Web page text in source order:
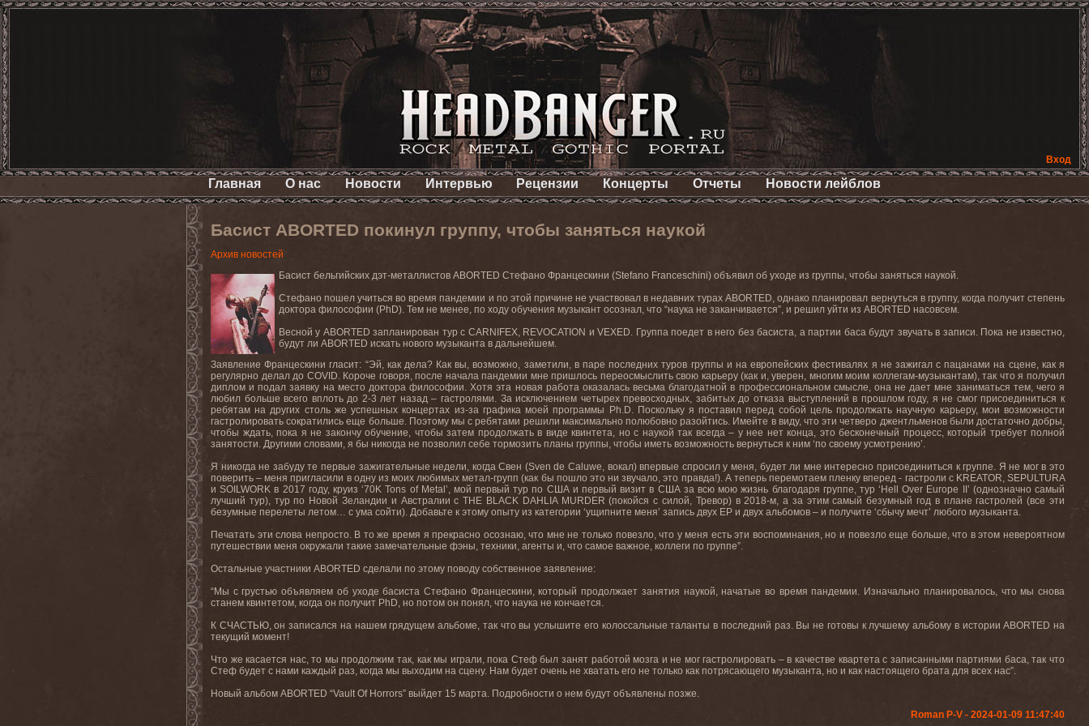
Вход
Главная О нас Новости Интервью Рецензии Концерты Отчеты Новости лейблов
Басист ABORTED покинул группу, чтобы заняться наукой
Архив новостей
Басист бельгийских дэт-металлистов ABORTED Стефано Францескини (Stefano Franceschini) объявил об уходе из группы, чтобы заняться наукой.
Стефано пошел учиться во время пандемии и по этой причине не участвовал в недавних турахABORTED, однако планировал вернуться в группу, когда получит степень
доктора философии (PhD). Тем не менее, по ходу обучения музыкант осознал, что “наука не заканчивается”, и решил уйти из ABORTED насовсем.
Весной у ABORTED запланирован тур с CARNIFEX, REVOCATION иVEXED. Группа поедет в него без басиста, а партии баса будут звучать в записи. Пока не известно,
будут ли ABORTED искать нового музыканта в дальнейшем.
Заявление Францескини гласит: “Эй, как дела? Как вы, возможно, заметили, в паре последних туров группы и на европейских фестивалях я не зажигал с пацанами на сцене, как я
регулярно делал до COVID. Короче говоря, после начала пандемии мне пришлось переосмыслить свою карьеру (как и, уверен, многим моим коллегам-музыкантам), так что я получил
диплом и подал заявку на место доктора философии. Хотя эта новая работа оказалась весьма благодатной в профессиональном смысле, она не дает мне заниматься тем, чего я
любил больше всего вплоть до 2-3 лет назад – гастролями. За исключением четырех превосходных, забитых до отказа выступлений в прошлом году, я не смог присоединиться к
ребятам на других столь же успешных концертах из-за графика моей программы
Ph.D. Поскольку я поставил перед собой цель продолжать научную карьеру, мои возможности
гастролировать сократились еще больше. Поэтому мы с ребятами решили максимально полюбовно разойтись. Имейте в виду, что эти четверо джентльменов были достаточно добры,
чтобы ждать, пока я не закончу обучение, чтобы затем продолжать в виде квинтета, но с наукой так всегда – у нее нет конца, это бесконечный процесс, который требует полной
занятости. Другими словами, я бы никогда не позволил себе тормозить планы группы, чтобы иметь возможность вернуться к ним ‘по своему усмотрению’.
Я никогда не забуду те первые зажигательные недели, когда Свен (Sven de Caluwe, вокал) впервые спросил у меня, будет ли мне интересно присоединиться к группе. Я не мог в это
поверить – меня пригласили в одну из моих любимых метал-групп (как бы пошло это ни звучало, это правда!). А теперь перемотаем пленку вперед - гастроли с KREATOR,SEPULTURA
иSOILWORK в 2017 году, круиз ‘70K Tons of Metal ’, мой первый тур по США и первый визит в США за всю мою жизнь благодаря группе, тур ‘ Hell Over Europe
’ (однозначно самый
лучший тур), тур по Новой Зеландии и Австралии сTHE BLACK DAHLIA MURDER (покойся с силой, Тревор) в 2018-м, а за этим самый безумный год в плане гастролей (все эти
безумные перелеты летом… с ума сойти). Добавьте к этому опыту из категории ‘ущипните меня’ запись двух EP и двух альбомов – и получите ‘сбычу мечт’ любого музыканта.
Печатать эти слова непросто. В то же время я прекрасно осознаю, что мне не только повезло, что у меня есть эти воспоминания, но и повезло еще больше, что в этом невероятном
путешествии меня окружали такие замечательные фэны, техники, агенты и, что самое важное, коллеги по группе”.
Остальные участники ABORTED сделали по этому поводу собственное заявление:
“Мы с грустью объявляем об уходе басиста Стефано Францескини, который продолжает занятия наукой, начатые во время пандемии. Изначально планировалось, что мы снова
станем квинтетом, когда он получит PhD, но потом он понял, что наука не кончается.
К СЧАСТЬЮ, он записался на нашем грядущем альбоме, так что вы услышите его колоссальные таланты в последний раз. Вы не готовы к лучшему альбому в историиABORTED на
текущий момент!
Что же касается нас, то мы продолжим так, как мы играли, пока Стеф был занят работой мозга и не мог гастролировать – в качестве квартета с записанными партиями баса, так что
Стеф будет с нами каждый раз, когда мы выходим на сцену. Нам будет очень не хватать его не только как потрясающего музыканта, но и как настоящего брата для всех нас”.
Новый альбом ABORTED “Vault Of Horrors” выйдет 15 марта. Подробности о нем будут объявлены позже.
Roman P-V - 2024-01-09 11:47:40